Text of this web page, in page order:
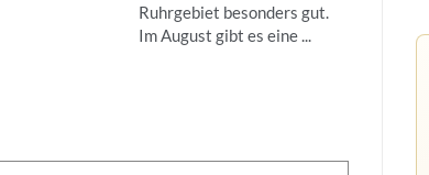
Ruhrgebiet besonders gut.
Im August gibt es eine ...